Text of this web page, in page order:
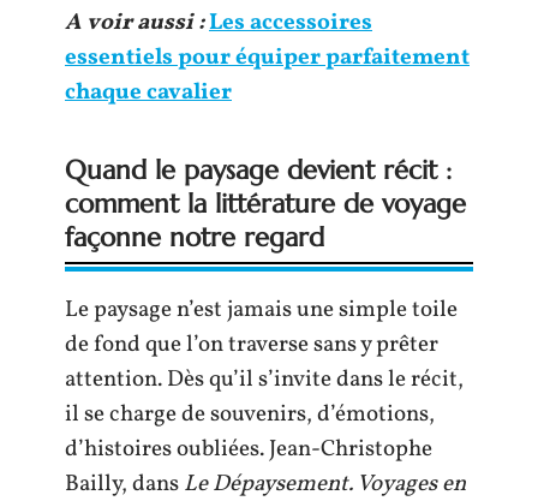
A voir aussi :Les accessoires
essentiels pour équiper parfaitement
chaque cavalier
Quand le paysage devient récit :
comment la littérature de voyage
façonne notre regard
Le paysage n’est jamais une simple toile
de fond que l’on traverse sans y prêter
attention. Dès qu’il s’invite dans le récit,
il se charge de souvenirs, d’émotions,
d’histoires oubliées. Jean-Christophe
Bailly, dansLe Dépaysement. Voyages en